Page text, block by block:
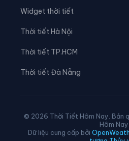
Widget thời tiết
Thời tiết Hà Nội
Thời tiết TP.HCM
Thời tiết Đà Nẵng
© 2026 Thời Tiết Hôm Nay. Bản
Hôm Nay
Dữ liệu cung cấp bởi